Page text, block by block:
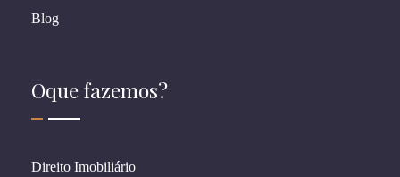
Blog
Oque fazemos?
Direito Imobiliário